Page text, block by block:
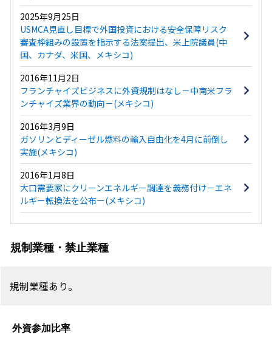
2025年9月25日
USMCA見直し目標で外国投資における安全保障リスク
審査枠組みの設置を指示する法案提出、米上院議員(中
国、カナダ、米国、メキシコ)
2016年11月2日
フランチャイズビジネスに外資規制はなし－中南米フラ
ンチャイズ業界の動向－(メキシコ)
2016年3月9日
ガソリンとディーゼル燃料の輸入自由化を4月に前倒し
実施(メキシコ)
2016年1月8日
大口需要家にクリーンエネルギー調達を義務付け－エネ
ルギー転換法を公布－(メキシコ)
規制業種・禁止業種
規制業種あり。
外資参加比率